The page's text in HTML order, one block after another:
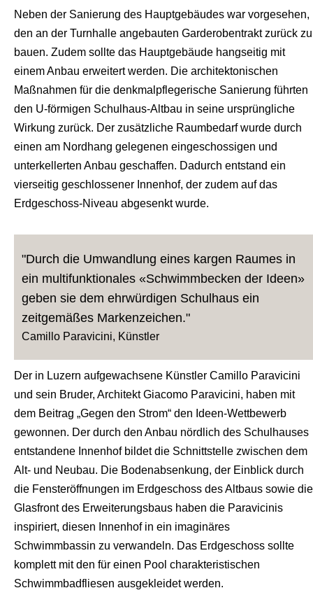
Neben der Sanierung des Hauptgebäudes war vorgesehen,
den an der Turnhalle angebauten Garderobentrakt zurück zu
bauen. Zudem sollte das Hauptgebäude hangseitig mit
einem Anbau erweitert werden. Die architektonischen
Maßnahmen für die denkmalpflegerische Sanierung führten
den U-förmigen Schulhaus-Altbau in seine ursprüngliche
Wirkung zurück. Der zusätzliche Raumbedarf wurde durch
einen am Nordhang gelegenen eingeschossigen und
unterkellerten Anbau geschaffen. Dadurch entstand ein
vierseitig geschlossener Innenhof, der zudem auf das
Erdgeschoss-Niveau abgesenkt wurde.
"Durch die Umwandlung eines kargen Raumes in
ein multifunktionales «Schwimmbecken der Ideen»
geben sie dem ehrwürdigen Schulhaus ein
zeitgemäßes Markenzeichen."
Camillo Paravicini, Künstler
Der in Luzern aufgewachsene Künstler Camillo Paravicini
und sein Bruder, Architekt Giacomo Paravicini, haben mit
dem Beitrag „Gegen den Strom“ den Ideen-Wettbewerb
gewonnen. Der durch den Anbau nördlich des Schulhauses
entstandene Innenhof bildet die Schnittstelle zwischen dem
Alt- und Neubau. Die Bodenabsenkung, der Einblick durch
die Fensteröffnungen im Erdgeschoss des Altbaus sowie die
Glasfront des Erweiterungsbaus haben die Paravicinis
inspiriert, diesen Innenhof in ein imaginäres
Schwimmbassin zu verwandeln. Das Erdgeschoss sollte
komplett mit den für einen Pool charakteristischen
Schwimmbadfliesen ausgekleidet werden.